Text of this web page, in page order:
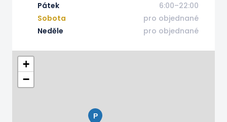
Pátek
6:00–22:00
Sobota
pro objednané
Neděle
pro objednané
P
+
−